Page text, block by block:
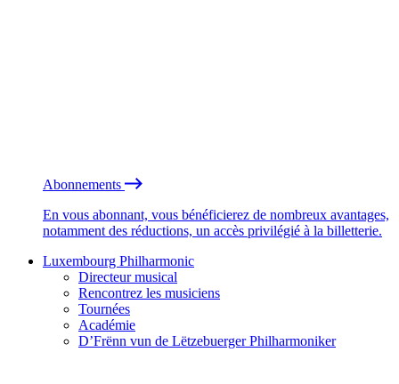
Abonnements
En vous abonnant, vous bénéficierez de nombreux avantages,
notamment des réductions, un accès privilégié à la billetterie.
Luxembourg Philharmonic
Directeur musical
Rencontrez les musiciens
Tournées
Académie
D’Frënn vun de Lëtzebuerger Philharmoniker